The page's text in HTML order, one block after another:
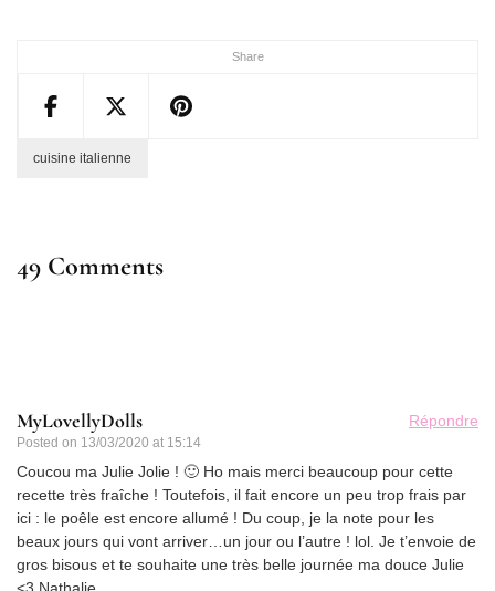
Share
cuisine italienne
49 Comments
MyLovellyDolls
Posted on 13/03/2020 at 15:14
Répondre
Coucou ma Julie Jolie ! 🙂 Ho mais merci beaucoup pour cette
recette très fraîche ! Toutefois, il fait encore un peu trop frais par
ici : le poêle est encore allumé ! Du coup, je la note pour les
beaux jours qui vont arriver…un jour ou l’autre ! lol. Je t’envoie de
gros bisous et te souhaite une très belle journée ma douce Julie